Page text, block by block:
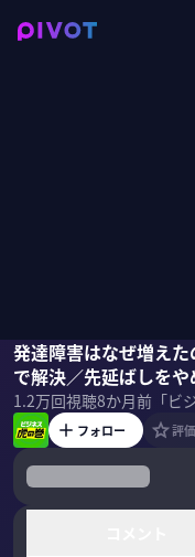
発達障害はなぜ増え
で解決／先延ばしを
1.2万回視聴8か月前
精神科医さわ益田裕介
フォロー 評価